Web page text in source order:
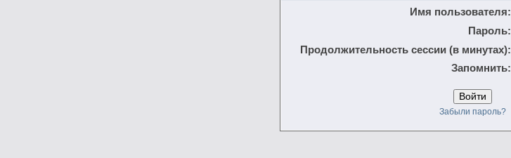
Имя пользователя:
Пароль:
Продолжительность сессии (в минутах):
Запомнить:
Забыли пароль?